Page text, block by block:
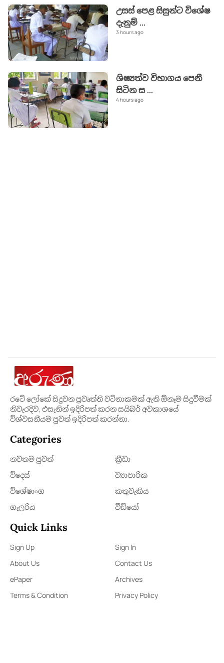
උසස් පෙළ සිසුන්ට විශේෂ
දැනුම් ...
3 hours ago
ශිෂ්‍යත්ව විභාගය පෙනී
සිටින ස...
4 hours ago
රටේ ලෝකේ සිදුවන ප්‍රවෘත්ති වටිනාකමක් ඇති ඕනෑම සිදුවීමක්
නිවැරදිව, එසැනින් ඉදිරිපත් කරන සයිබර් අවකාශයේ
විශ්වසනීයම පුවත් ඉදිරිපත් කරන්නා.
Categories
නවතම පුවත්
ක්‍රී​ඩා
විදෙස්
ව්‍යාපාරික
විශේෂාංග
කතුවැකිය
ගැලරිය
වීඩියෝ
Quick Links
Sign Up
Sign In
About Us
Contact Us
ePaper
Archives
Terms & Condition
Privacy Policy